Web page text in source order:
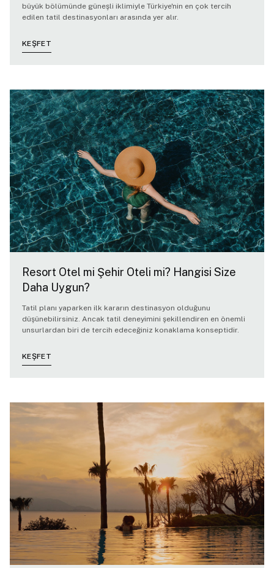
büyük bölümünde güneşli iklimiyle Türkiye'nin en çok tercih
edilen tatil destinasyonları arasında yer alır.
KEŞFET
Resort Otel mi Şehir Oteli mi? Hangisi Size
Daha Uygun?
Tatil planı yaparken ilk kararın destinasyon olduğunu
düşünebilirsiniz. Ancak tatil deneyimini şekillendiren en önemli
unsurlardan biri de tercih edeceğiniz konaklama konseptidir.
KEŞFET